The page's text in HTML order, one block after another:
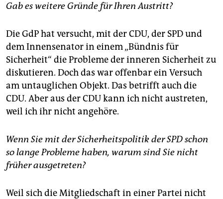
Gab es weitere Gründe für Ihren Austritt?
Die GdP hat versucht, mit der CDU, der SPD und
dem Innensenator in einem „Bündnis für
Sicherheit“ die Probleme der inneren Sicherheit zu
diskutieren. Doch das war offenbar ein Versuch
am untauglichen Objekt. Das betrifft auch die
CDU. Aber aus der CDU kann ich nicht austreten,
weil ich ihr nicht angehöre.
Wenn Sie mit der Sicherheitspolitik der SPD schon
so lange Probleme haben, warum sind Sie nicht
früher ausgetreten?
Weil sich die Mitgliedschaft in einer Partei nicht